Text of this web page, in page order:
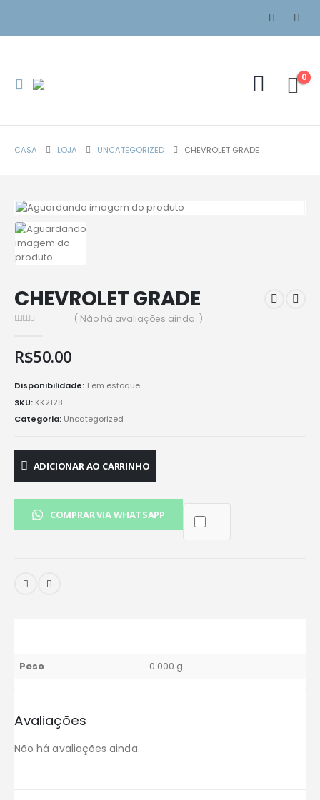
0
CASA LOJA UNCATEGORIZED CHEVROLET GRADE
CHEVROLET GRADE
( Não há avaliações ainda. )
R$50.00
Disponibilidade: 1 em estoque
SKU: KK2128
Categoria: Uncategorized
ADICIONAR AO CARRINHO
COMPRAR VIA WHATSAPP
Peso 0.000 g
Avaliações
Não há avaliações ainda.